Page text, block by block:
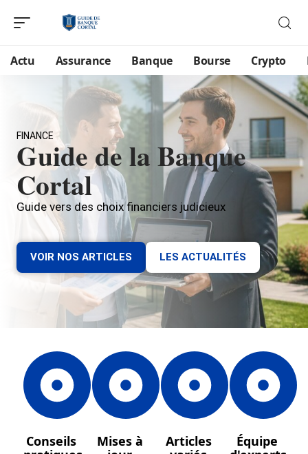
Actu Assurance Banque Bourse Crypto
FINANCE
Guide de la Banque
Cortal
Guide vers des choix financiers judicieux
VOIR NOS ARTICLES LES ACTUALITÉS
Conseils
Mises à
Articles
Équipe